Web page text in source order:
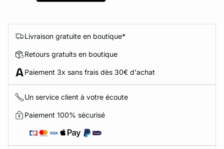
Livraison gratuite en boutique*
Retours gratuits en boutique
Paiement 3x sans frais dès 30€ d'achat
Un service client à votre écoute
Paiement 100% sécurisé